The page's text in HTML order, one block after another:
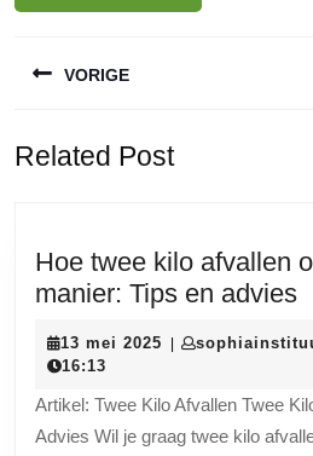
VORIGE
bericht:
Related Post
Hoe twee kilo afvallen
manier: Tips en advies
13 mei 2025 13|
16:13
Artikel: Twee Kilo Afvallen Twee
Advies Wil je graag twee kilo